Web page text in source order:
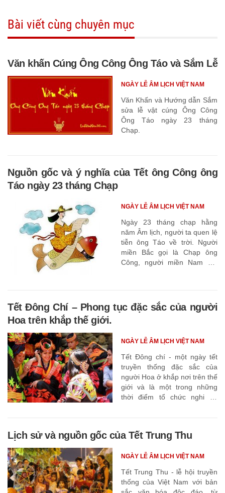
Bài viết cùng chuyên mục
Văn khấn Cúng Ông Công Ông Táo và Sắm Lễ
Văn Khấn và Hướng dẫn Sắm
sửa lễ vật cúng Ông Công
Ông Táo ngày 23 tháng
Chạp.
NGÀY LỄ ÂM LỊCH VIỆT NAM
Nguồn gốc và ý nghĩa của Tết ông Công ông
Táo ngày 23 tháng Chạp
Ngày 23 tháng chạp hằng
năm Âm lịch, người ta quen lệ
tiễn ông Táo về trời. Người
miền Bắc gọi là Chạp ông
Công, người miền Nam gọi
NGÀY LỄ ÂM LỊCH VIỆT NAM
Tết Đông Chí – Phong tục đặc sắc của người
Hoa trên khắp thế giới.
Tết Đông chí - một ngày tết
truyền thống đặc sắc của
người Hoa ở khắp nơi trên thế
giới và là một trong những
thời điểm tổ chức nghi lễ,
NGÀY LỄ ÂM LỊCH VIỆT NAM
Lịch sử và nguồn gốc của Tết Trung Thu
Tết Trung Thu - lễ hội truyền
thống của Việt Nam với bản
NGÀY LỄ ÂM LỊCH VIỆT NAM